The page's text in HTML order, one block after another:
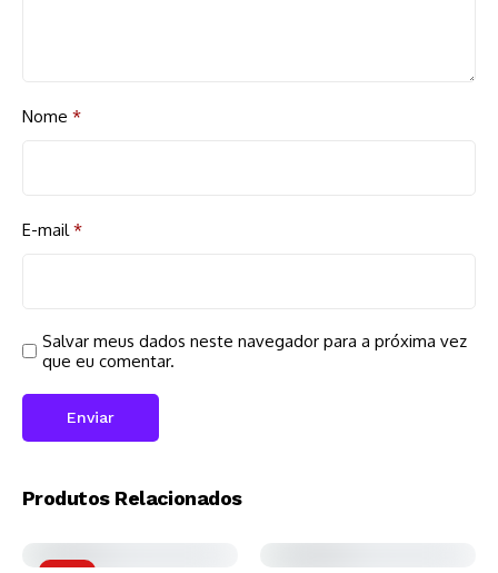
Nome *
E-mail*
Salvar meus dados neste navegador para a próxima vez
que eu comentar.
Produtos Relacionados
-14%